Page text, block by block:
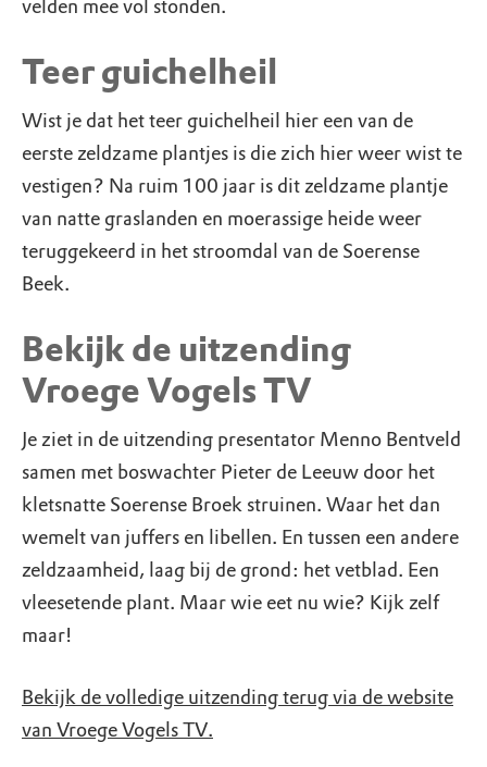
velden mee vol stonden.
Teer guichelheil
Wist je dat het teer guichelheil hier een van de
eerste zeldzame plantjes is die zich hier weer wist te
vestigen? Na ruim 100 jaar is dit zeldzame plantje
van natte graslanden en moerassige heide weer
teruggekeerd in het stroomdal van de Soerense
Beek.
Bekijk de uitzending
Vroege Vogels TV
Je ziet in de uitzending presentator Menno Bentveld
samen met boswachter Pieter de Leeuw door het
kletsnatte Soerense Broek struinen. Waar het dan
wemelt van juffers en libellen. En tussen een andere
zeldzaamheid, laag bij de grond: het vetblad. Een
vleesetende plant. Maar wie eet nu wie? Kijk zelf
maar!
Bekijk de volledige uitzending terug via de website
van Vroege Vogels TV.